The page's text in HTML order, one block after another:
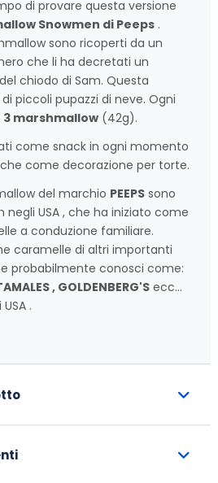
di provare questa versione
Snowmen di Peeps .
sono ricoperti da un
che li ha decretati un
chiodo di Sam. Questa
piccoli pupazzi di neve. Ogni
3 marshmallow (42g).
come snack in ogni momento
come decorazione per torte.
del marchio PEEPS sono
negli USA , che ha iniziato come
a conduzione familiare.
caramelle di altri importanti
probabilmente conosci come:
, GOLDENBERG'S ecc...
.